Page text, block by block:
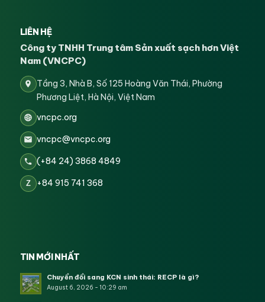
LIÊN HỆ
Công ty TNHH Trung tâm Sản xuất sạch hơn Việt
Nam (VNCPC)
Tầng 3, Nhà B, Số 125 Hoàng Văn Thái, Phường
Phương Liệt, Hà Nội, Việt Nam
vncpc.org
vncpc@vncpc.org
(+84 24) 3868 4849
Z +84 915 741 368
TIN MỚI NHẤT
Chuyển đổi sang KCN sinh thái: RECP là gì?
August 6, 2026 - 10:29 am